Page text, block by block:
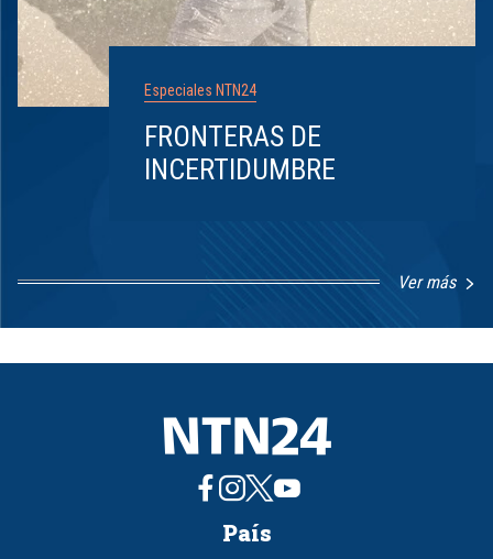
Especiales NTN24
FRONTERAS DE
INCERTIDUMBRE
Ver más
8
País